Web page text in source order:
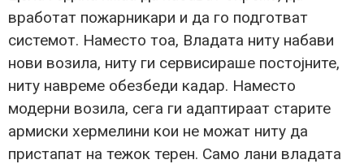
вработат пожарникари и да го подготват
системот. Наместо тоа, Владата ниту набави
нови возила, ниту ги сервисираше постојните,
ниту навреме обезбеди кадар. Наместо
модерни возила, сега ги адаптираат старите
армиски хермелини кои не можат ниту да
пристапат на тежок терен. Само лани владата